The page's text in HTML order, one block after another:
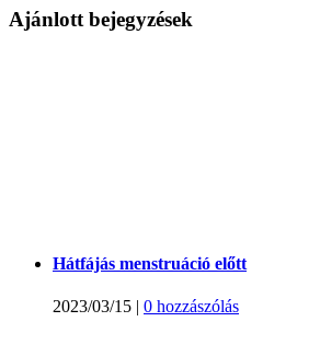
Ajánlott bejegyzések
Hátfájás menstruáció előtt
2023/03/15 | 0 hozzászólás